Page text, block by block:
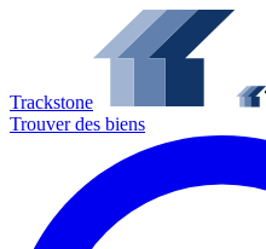
Trackstone
Trouver des biens